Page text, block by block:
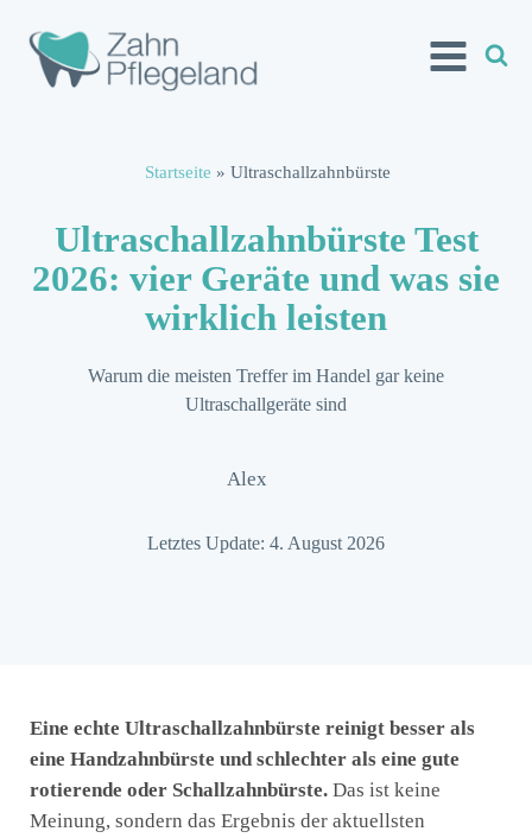
Startseite » Ultraschallzahnbürste
Ultraschallzahnbürste Test
2026: vier Geräte und was sie
wirklich leisten
Warum die meisten Treffer im Handel gar keine
Ultraschallgeräte sind
Alex
Letztes Update: 4. August 2026
Eine echte Ultraschallzahnbürste reinigt besser als
eine Handzahnbürste und schlechter als eine gute
rotierende oder Schallzahnbürste. Das ist keine
Meinung, sondern das Ergebnis der aktuellsten